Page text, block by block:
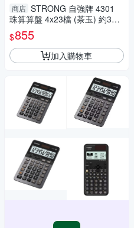
商店 STRONG 自強牌 4301
珠算算盤 4x23檔 (茶玉) 約33.7
x6.4cm
$855
加入購物車